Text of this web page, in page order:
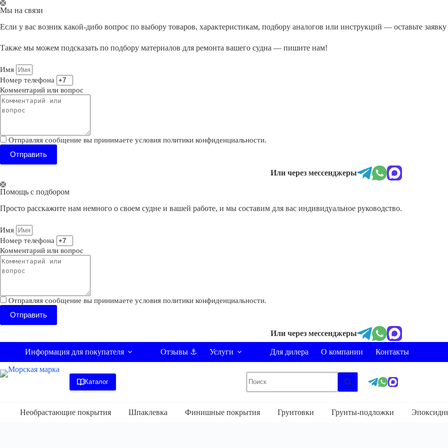
Перейти
к
Мы на связи
Если у вас возник какой-дибо вопрос по выбору товаров, характеристикам, подбору аналогов или инструкций — оставьте
Также мы можем подсказать по подбору материалов для ремонта вашего судна — пишите нам!
Имя
Номер телефона
Комментарий или вопрос
Отправляя сообщение вы принимаете условия политики конфиденциальности.
Отправить
Или через мессенджеры
Помощь с подбором
Просто расскажите нам немного о своем судне и вашей работе, и мы составим для вас индивидуальное руководство.
Имя
Номер телефона
Комментарий или вопрос
Отправляя сообщение вы принимаете условия политики конфиденциальности.
Отправить
Или через мессенджеры
Информация для покупателя Отзывы ⚓ Услуги Для дилера О компании Контакты
Каталог
не
найдено
Необрастающие покрытия Шпаклевка Финишные покрытия Грунтовки Грунты-подложки